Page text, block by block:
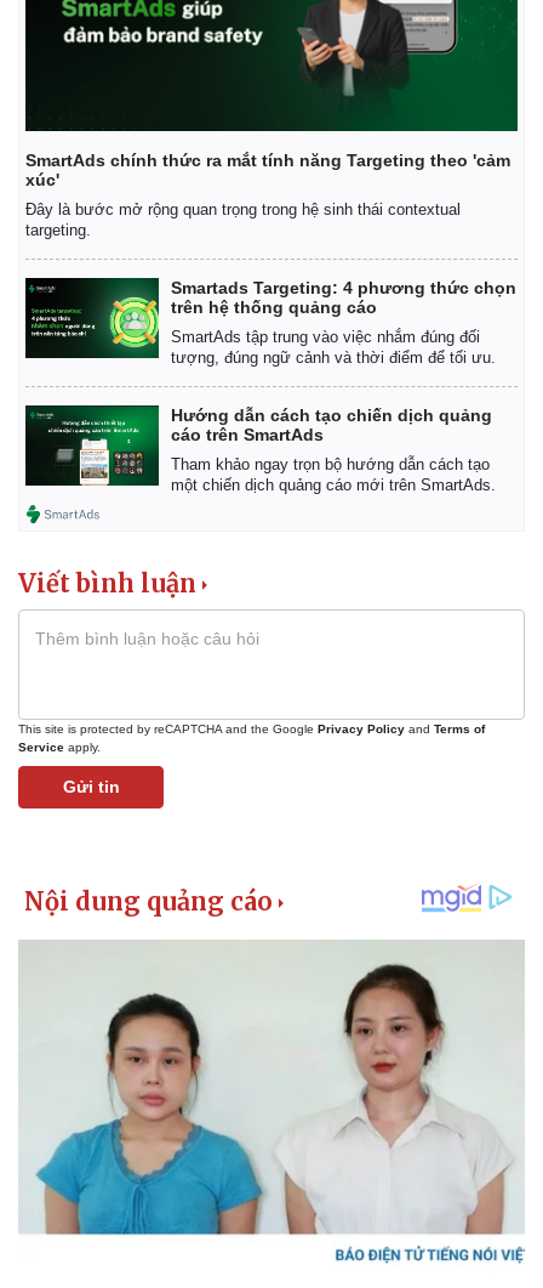
Kinh tế
Bất động sản
Chứng khoán
SmartAds chính thức ra mắt tính năng Targeting theo 'cảm
xúc'
Đây là bước mở rộng quan trọng trong hệ sinh thái contextual
targeting.
Smartads Targeting: 4 phương thức chọn
trên hệ thống quảng cáo
SmartAds tập trung vào việc nhắm đúng đối
tượng, đúng ngữ cảnh và thời điểm để tối ưu.
Hướng dẫn cách tạo chiến dịch quảng
cáo trên SmartAds
Tham khảo ngay trọn bộ hướng dẫn cách tạo
một chiến dịch quảng cáo mới trên SmartAds.
Viết bình luận
This site is protected by reCAPTCHA and the Google Privacy Policy and Terms of
Service apply.
Gửi tin